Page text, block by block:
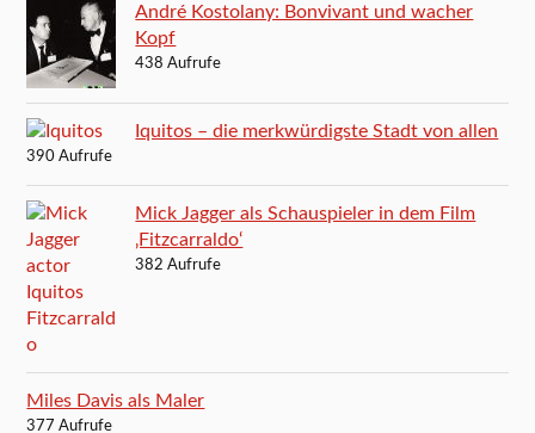
André Kostolany: Bonvivant und wacher
Kopf
438 Aufrufe
Iquitos – die merkwürdigste Stadt von allen
390 Aufrufe
Mick Jagger als Schauspieler in dem Film
‚Fitzcarraldo‘
382 Aufrufe
Miles Davis als Maler
377 Aufrufe